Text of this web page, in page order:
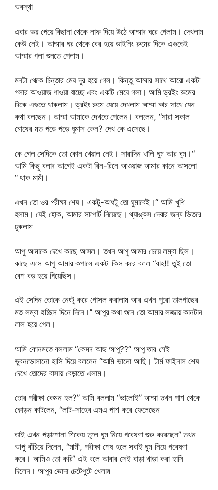
অবস্থা।
এবার ভয় পেয়ে বিছানা থেকে লাফ দিয়ে উঠে আম্মার ঘরে গেলাম। দেখলাম
কেউ নেই। আম্মার ঘর থেকে বের হয়ে ডাইনিং রুমের দিকে এগুতেই
আম্মার গলা শুনতে পেলাম।
মনটা থেকে চিন্তার মেঘ দূর হয়ে গেল। কিন্তু আম্মার সাথে আরো একটা
গলার আওয়াজ পাওয়া যাচ্ছে এবং একটি মেয়ে গলা। আমি ড্রইং রুমের
দিকে এগুতে থাকলাম। ড্রইং রুমে যেয়ে দেখলাম আম্মা কার সাথে যেন
কথা বলছেন। আম্মা আমাকে দেখতে পেলেন। বললেন, “সারা সকাল
মোষের মত পড়ে পড়ে ঘুমাস কেন? দেখ কে এসেছে।
কে গেল সেদিকে তো কোন খেয়াল নেই। সারাদিন খালি ঘুম আর ঘুম।“
আমি কিছু বলার আগেই একটা রিন-রিনে আওয়াজ আমার কানে আসলো।
“ থাক মামী।
এখন তো ওর পরীক্ষা শেষ। একটু-আধটু তো ঘুমাবেই।“ আমি খুশি
হলাম। যেই হোক, আমার সাপোর্ট নিয়েছে। থ্যাঙ্কস দেবার জন্য ভিতরে
ঢুকলাম।
আপু আমাকে দেখে কাছে আসল। তখন আপু আমার চেয়ে লম্বা ছিল।
কাছে এসে আপু আমার কপালে একটা কিস করে বলল “বাহ!! তুই তো
বেশ বড় হয়ে গিয়েছিস।
এই সেদিন তোকে নেংটু করে গোসল করালাম আর এখন পুরো তালগাছের
মত লম্বা হচ্ছিস দিনে দিনে।” আপুর কথা শুনে তো আমার লজ্জায় কানটান
লাল হয়ে গেল।
আমি কোনমতে বললাম “কেমন আছ আপু??” আপু তার সেই
ভুবনভোলানো হাসি দিয়ে বললেন “আমি ভালো আছি। টার্ম ফাইনাল শেষ
দেখে তোদের বাসায় বেড়াতে এলাম।
তোর পরীক্ষা কেমন হল?” আমি বললাম “ভালোই” আম্মা তখন পাশ থেকে
ফোড়ন কাটলেন, “লাট-সাহেব এমএ পাশ করে ফেলেছেন।
তাই এখন পড়াশোনা শিকেয় তুলে ঘুম নিয়ে গবেষণা শুরু করেছেন” তখন
আপু বাঁচিয়ে দিলেন, “মামী, পরীক্ষা শেষ হলে সবাই ঘুম নিয়ে গবেষণা
করে। আমিও তো করি” এই বলে আবার সেই বাড়া খাড়া করা হাসি
দিলেন। আপুর ভোদা চেটেপুটে খেলাম